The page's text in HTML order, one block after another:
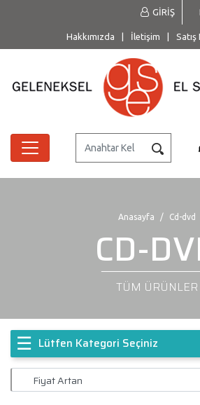
GİRİŞ
Hakkımızda İletişim Satış
Anasayfa Cd-dvd
CD-
TÜM ÜRÜNLER
☰ Lütfen Kategori Seçiniz